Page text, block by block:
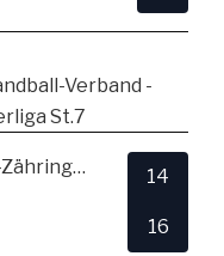
Verband -
St.7
TSV Alemannia Freiburg-Zähringen
14
16